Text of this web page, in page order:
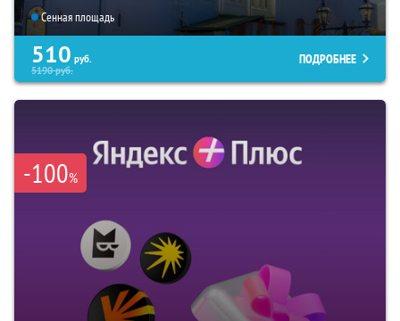
Сенная площадь
510 руб.
5190руб.
ПОДРОБНЕЕ
-100%